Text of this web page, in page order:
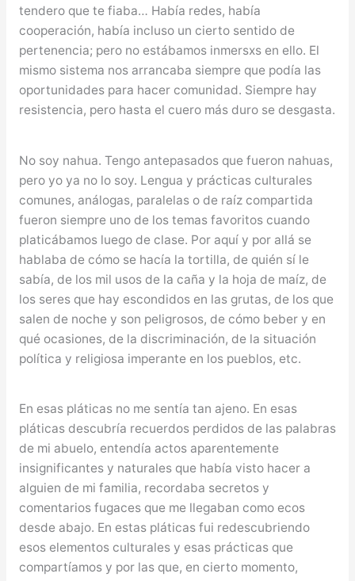
tendero que te fiaba… Había redes, había
cooperación, había incluso un cierto sentido de
pertenencia; pero no estábamos inmersxs en ello. El
mismo sistema nos arrancaba siempre que podía las
oportunidades para hacer comunidad. Siempre hay
resistencia, pero hasta el cuero más duro se desgasta.
No soy nahua. Tengo antepasados que fueron nahuas,
pero yo ya no lo soy. Lengua y prácticas culturales
comunes, análogas, paralelas o de raíz compartida
fueron siempre uno de los temas favoritos cuando
platicábamos luego de clase. Por aquí y por allá se
hablaba de cómo se hacía la tortilla, de quién sí le
sabía, de los mil usos de la caña y la hoja de maíz, de
los seres que hay escondidos en las grutas, de los que
salen de noche y son peligrosos, de cómo beber y en
qué ocasiones, de la discriminación, de la situación
política y religiosa imperante en los pueblos, etc.
En esas pláticas no me sentía tan ajeno. En esas
pláticas descubría recuerdos perdidos de las palabras
de mi abuelo, entendía actos aparentemente
insignificantes y naturales que había visto hacer a
alguien de mi familia, recordaba secretos y
comentarios fugaces que me llegaban como ecos
desde abajo. En estas pláticas fui redescubriendo
esos elementos culturales y esas prácticas que
compartíamos y por las que, en cierto momento,